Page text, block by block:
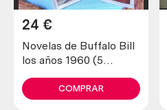
Novelas de Buffalo Bill
los años 1960 (5
24 €
COMPRAR